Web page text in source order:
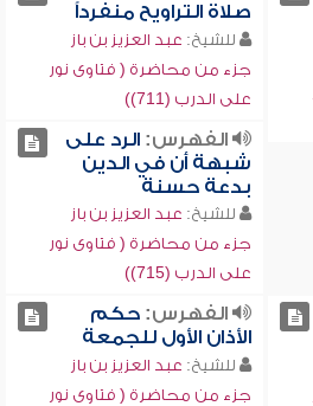
صلاة التراويح منفرداً
للشيخ: عبد العزيز بن باز
جزء من محاضرة ( فتاوى نور
على الدرب (711))
الفهرس:الرد على
شبهة أن في الدين
بدعة حسنة
للشيخ: عبد العزيز بن باز
جزء من محاضرة ( فتاوى نور
على الدرب (715))
الفهرس:حكم
الأذان الأول للجمعة
للشيخ: عبد العزيز بن باز
جزء من محاضرة ( فتاوى نور